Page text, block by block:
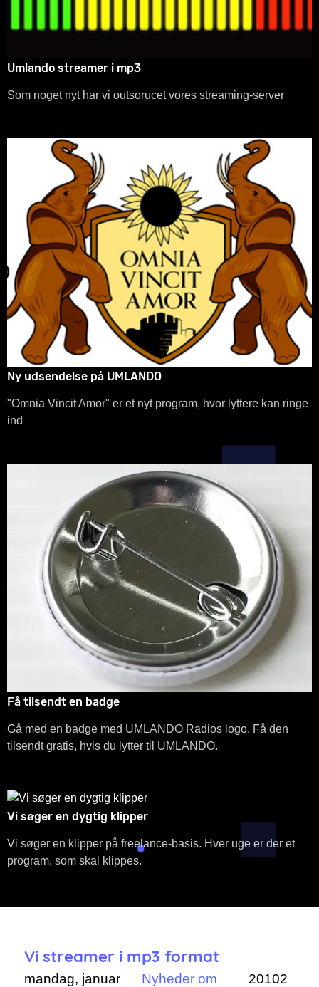
Umlando streamer i mp3
Som noget nyt har vi outsorucet vores streaming-server
Ny udsendelse på UMLANDO
"Omnia Vincit Amor" er et nyt program, hvor lyttere kan ringe
ind
Få tilsendt en badge
Gå med en badge med UMLANDO Radios logo. Få den
tilsendt gratis, hvis du lytter til UMLANDO.
Vi søger en dygtig klipper
Vi søger en klipper på freelance-basis. Hver uge er der et
program, som skal klippes.
Vi streamer i mp3 format
mandag, januar
Nyheder om
20102